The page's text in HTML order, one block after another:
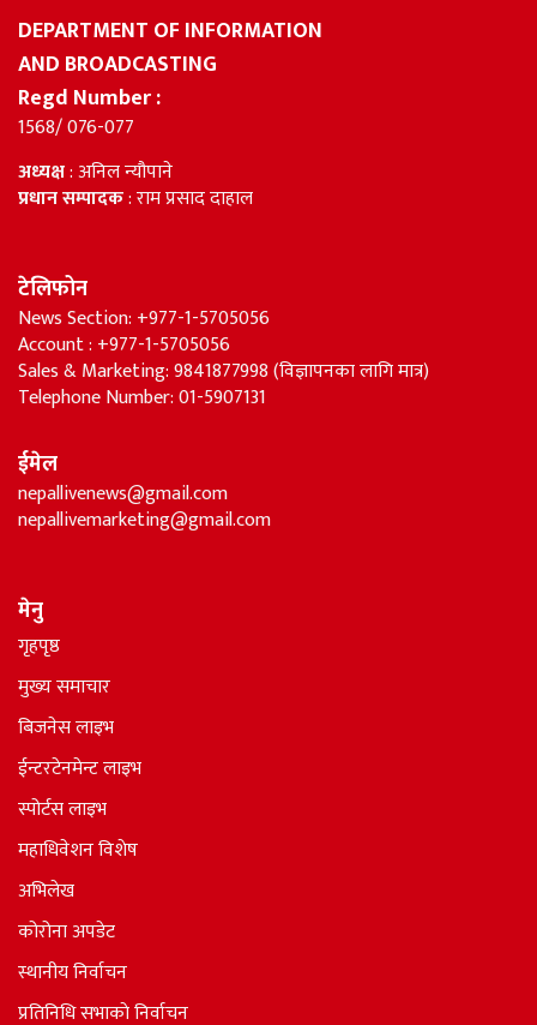
DEPARTMENT OF INFORMATION
AND BROADCASTING
Regd Number :
1568/ 076-077
अध्यक्ष: अनिल न्यौपाने
प्रधान सम्पादक: राम प्रसाद दाहाल
टेलिफोन
News Section: +977-1-5705056
Account : +977-1-5705056
Sales & Marketing: 9841877998 (विज्ञापनका लागि मात्र)
Telephone Number: 01-5907131
ईमेल
nepallivenews@gmail.com
nepallivemarketing@gmail.com
मेनु
गृहपृष्ठ
मुख्य समाचार
बिजनेस लाइभ
ईन्टरटेनमेन्ट लाइभ
स्पोर्टस लाइभ
महाधिवेशन विशेष
अभिलेख
कोरोना अपडेट
स्थानीय निर्वाचन
प्रतिनिधि सभाकाे निर्वाचन